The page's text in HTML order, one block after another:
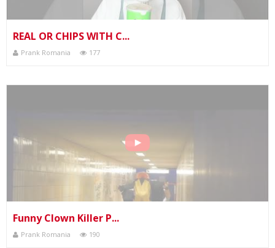
REAL OR CHIPS WITH C...
Prank Romania 177
Funny Clown Killer P...
Prank Romania 190